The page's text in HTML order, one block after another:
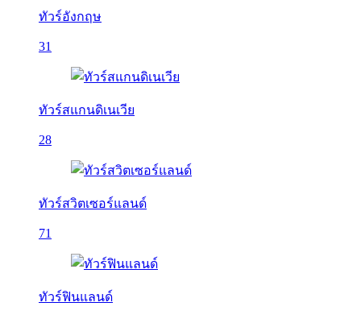
ทัวร์อังกฤษ
31
ทัวร์สแกนดิเนเวีย
28
ทัวร์สวิตเซอร์แลนด์
71
ทัวร์ฟินแลนด์